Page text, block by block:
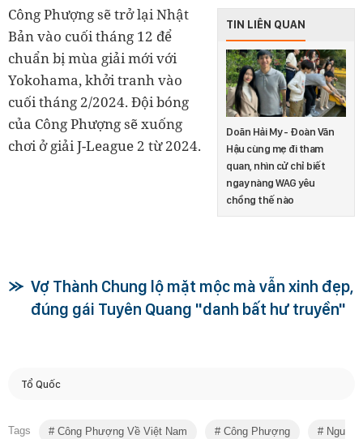
TIN LIÊN QUAN
Doãn Hải My - Đoàn Văn
Hậu cùng mẹ đi tham
quan, nhìn cử chỉ biết
ngay nàng WAG yêu
chồng thế nào
Công Phượng sẽ trở lại Nhật
Bản vào cuối tháng 12 để
chuẩn bị mùa giải mới với
Yokohama, khởi tranh vào
cuối tháng 2/2024. Đội bóng
của Công Phượng sẽ xuống
chơi ở giải J-League 2 từ 2024.
Vợ Thành Chung lộ mặt mộc mà vẫn xinh đẹp,
đúng gái Tuyên Quang "danh bất hư truyền"
Tổ Quốc
Tags Công Phượng Về Việt Nam Công Phượng